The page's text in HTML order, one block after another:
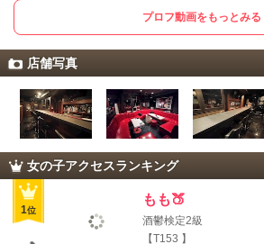
プロフ動画をもっとみる
店舗写真
女の子アクセスランキング
1位
もも🍑‪
酒鬱検定2級
【T153 】